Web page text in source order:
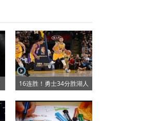
16连胜！勇士34分胜湖人